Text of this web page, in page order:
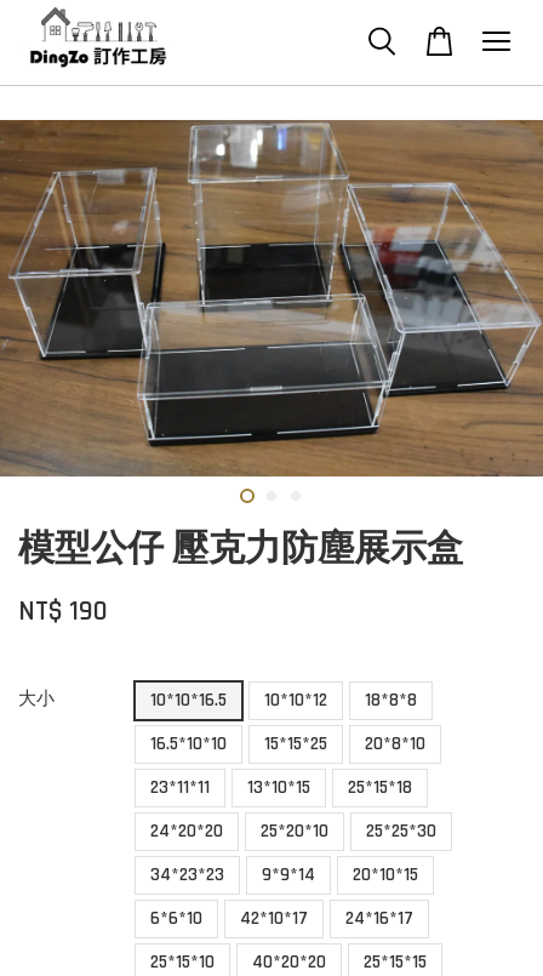
模型公仔 壓克力防塵展示盒
NT$ 190
大小 10*10*16.5 10*10*12
18*8*8
16.5*10*10
15*15*25
20*8*10
23*11*11
13*10*15
25*15*18
24*20*20
25*20*10
25*25*30
34*23*23
9*9*14
20*10*15
6*6*10
42*10*17
24*16*17
25*15*10
40*20*20
25*15*15